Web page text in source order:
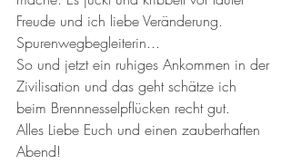
Freude und ich liebe Veränderung.
Spurenwegbegleiterin...
So und jetzt ein ruhiges Ankommen in der
Zivilisation und das geht schätze ich
beim Brennnesselpflücken recht gut.
Alles Liebe Euch und einen zauberhaften
Abend!